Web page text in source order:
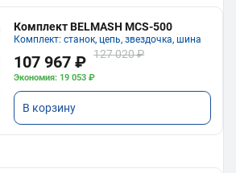
Комплект BELMASH MCS-500
Комплект: станок, цепь, звездочка, шина
107 967 ₽ 127 020 ₽
Экономия: 19 053 ₽
В корзину